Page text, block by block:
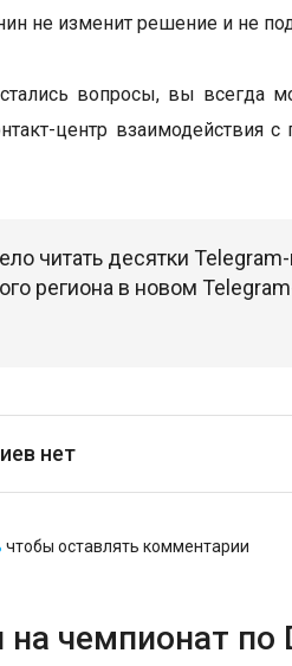
не изменит решение и не
вопросы, вы всегда
центр взаимодействия с
читать десятки
региона в новом
нет
чтобы оставлять комментарии
чемпионат по